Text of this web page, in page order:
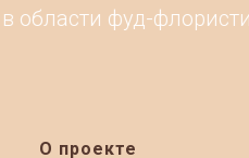
фуд-
О проекте